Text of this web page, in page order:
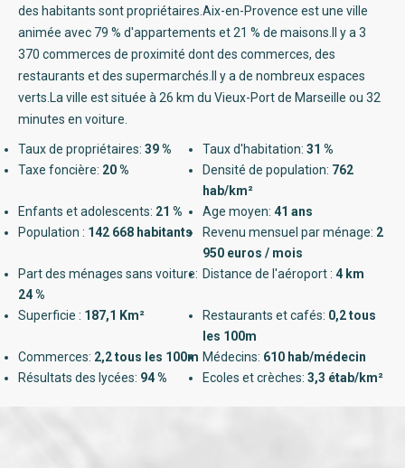
des habitants sont propriétaires.Aix-en-Provence est une ville
animée avec 79 % d'appartements et 21 % de maisons.Il y a 3
370 commerces de proximité dont des commerces, des
restaurants et des supermarchés.Il y a de nombreux espaces
verts.La ville est située à 26 km du Vieux-Port de Marseille ou 32
minutes en voiture.
Taux de propriétaires: 39 % Taux d'habitation: 31 %
Taxe foncière: 20 % Densité de population: 762
hab/km²
Enfants et adolescents: 21 % Age moyen: 41 ans
Population : 142 668 habitants Revenu mensuel par ménage: 2
950 euros / mois
Part des ménages sans voiture:
24 %
Distance de l'aéroport : 4 km
Superficie : 187,1 Km² Restaurants et cafés: 0,2 tous
les 100m
Commerces: 2,2 tous les 100m Médecins: 610 hab/médecin
Résultats des lycées: 94 % Ecoles et crèches: 3,3 étab/km²